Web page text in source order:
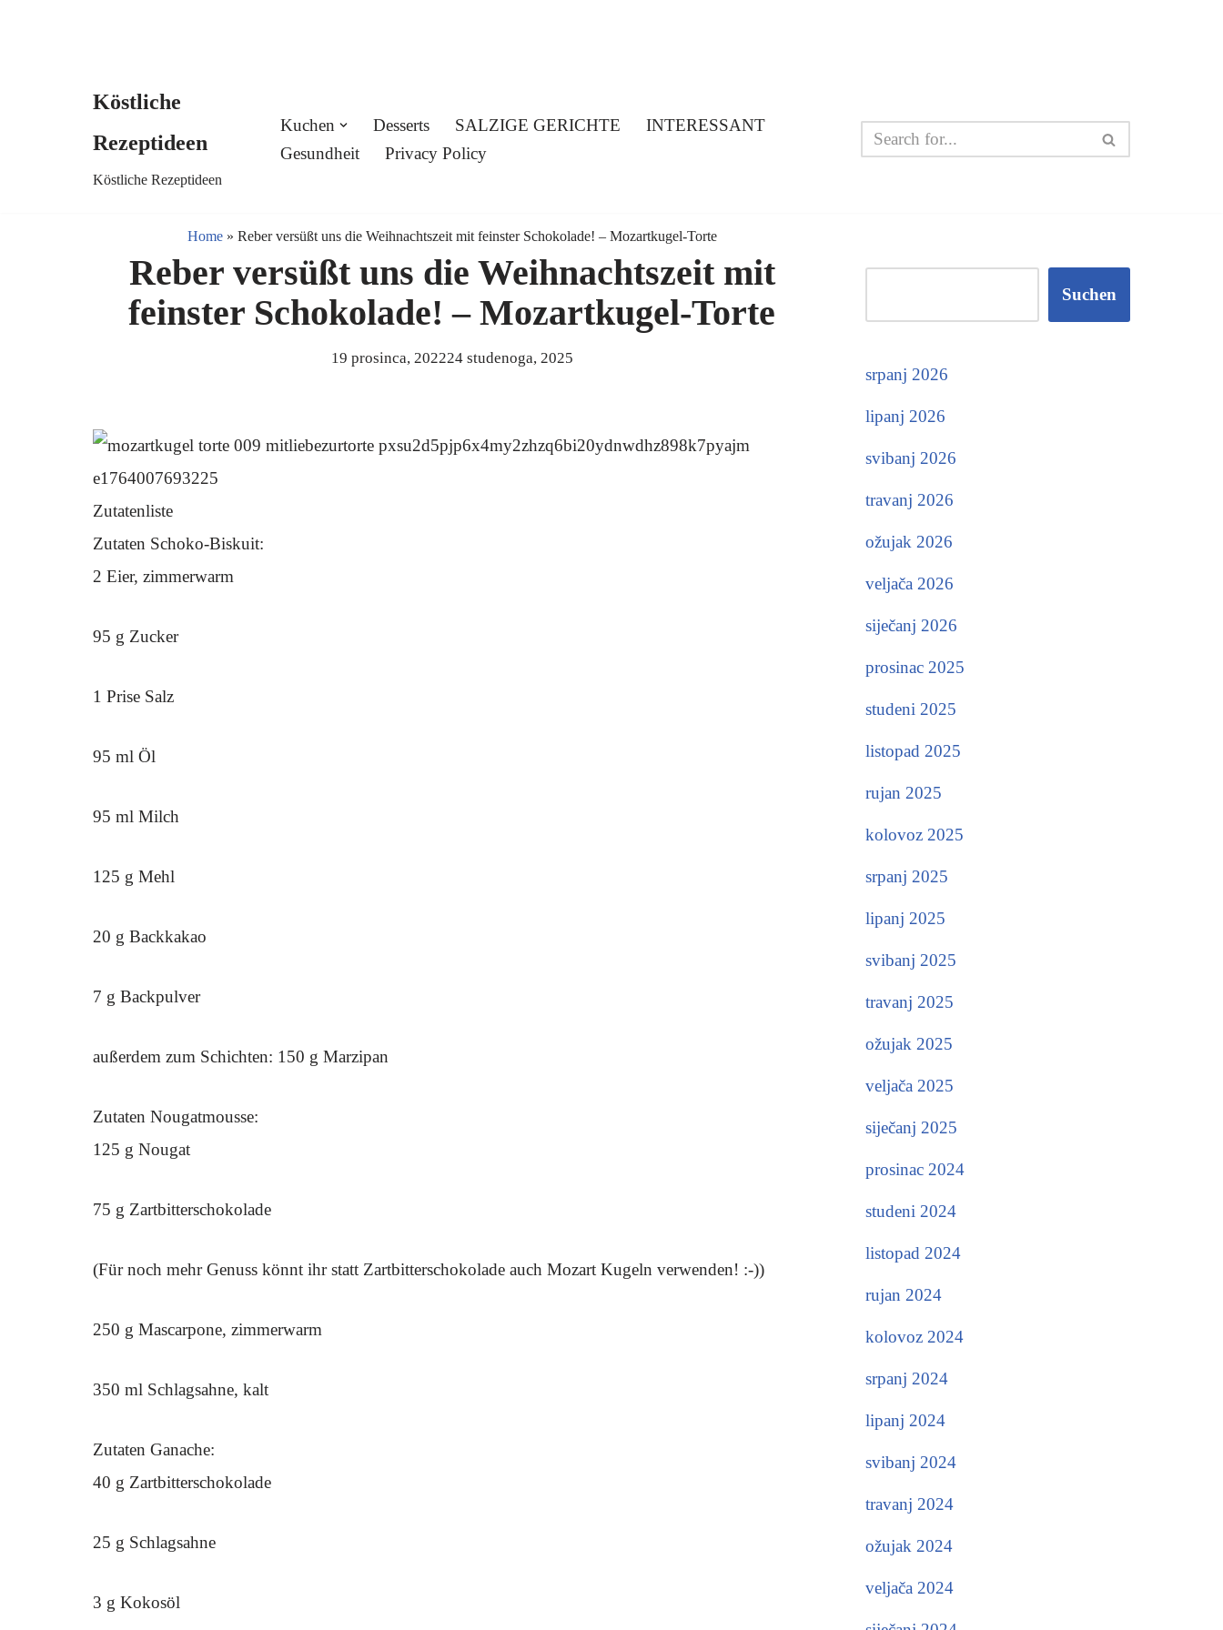
Köstliche
Rezeptideen
Köstliche Rezeptideen
Kuchen Desserts SALZIGE GERICHTE
INTERESSANT
Gesundheit
Privacy Policy
Home» Reber versüßt uns die Weihnachtszeit mit feinster Schokolade! – Mozartkugel-Torte
Reber versüßt uns die Weihnachtszeit mit
feinster Schokolade! – Mozartkugel-Torte
19 prosinca, 202224 studenoga, 2025
Zutatenliste
Zutaten Schoko-Biskuit:
2 Eier, zimmerwarm
95 g Zucker
1 Prise Salz
95 ml Öl
95 ml Milch
125 g Mehl
20 g Backkakao
7 g Backpulver
außerdem zum Schichten: 150 g Marzipan
Zutaten Nougatmousse:
125 g Nougat
75 g Zartbitterschokolade
(Für noch mehr Genuss könnt ihr statt Zartbitterschokolade auch Mozart Kugeln verwenden! :-))
250 g Mascarpone, zimmerwarm
350 ml Schlagsahne, kalt
Zutaten Ganache:
40 g Zartbitterschokolade
25 g Schlagsahne
3 g Kokosöl
Suchen
srpanj 2026
lipanj 2026
svibanj 2026
travanj 2026
ožujak 2026
veljača 2026
siječanj 2026
prosinac 2025
studeni 2025
listopad 2025
rujan 2025
kolovoz 2025
srpanj 2025
lipanj 2025
svibanj 2025
travanj 2025
ožujak 2025
veljača 2025
siječanj 2025
prosinac 2024
studeni 2024
listopad 2024
rujan 2024
kolovoz 2024
srpanj 2024
lipanj 2024
svibanj 2024
travanj 2024
ožujak 2024
veljača 2024